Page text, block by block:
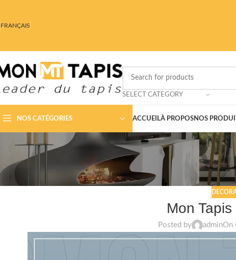
FRANÇAIS
SELECT CATEGORY
NOS CATÉGORIES ACCUEILÀ PROPOSNOS
Mon
Posted by adminOn